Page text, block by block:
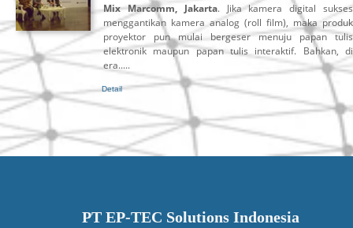
Mix Marcomm, Jakarta. Jika kamera digital sukses
menggantikan kamera analog (roll film), maka produk
proyektor pun mulai bergeser menuju papan tulis
elektronik maupun papan tulis interaktif. Bahkan, di
era.....
Detail
PT EP-TEC Solutions Indonesia